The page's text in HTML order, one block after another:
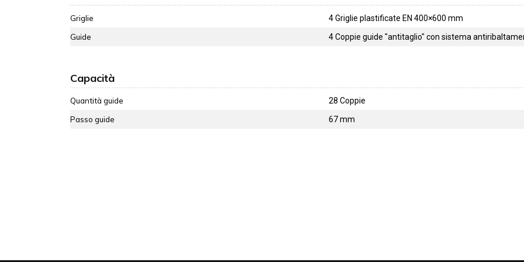
Griglie
4 Griglie plastificate EN 400×600 mm
Guide
4 Coppie guide "antitaglio" con sistema
Capacità
Quantità guide
28 Coppie
Passo guide
67 mm